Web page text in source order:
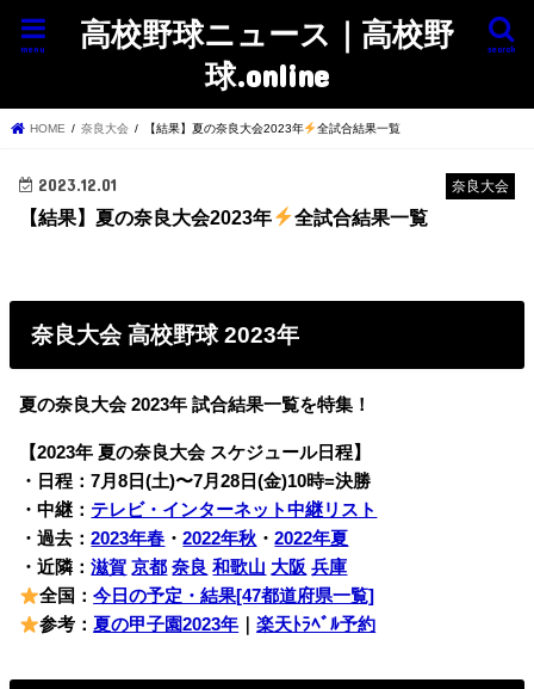
高校野球ニュース｜高校野
球.online
search
menu
HOME 奈良大会 【結果】夏の奈良大会2023年 全試合結果一覧
奈良大会
2023.12.01
【結果】夏の奈良大会2023年 全試合結果一覧
奈良大会 高校野球 2023年
夏の奈良大会 2023年 試合結果一覧を特集！
【2023年 夏の奈良大会 スケジュール日程】
・日程：7月8日(土)〜7月28日(金)10時=決勝
・中継： テレビ・インターネット中継リスト
・過去：2023年春 ・2022年秋 ・2022年夏
・近隣：滋賀 京都 奈良 和歌山 大阪 兵庫
全国：今日の予定・結果[47都道府県一覧]
参考：夏の甲子園2023年 ｜楽天ﾄﾗﾍﾞﾙ予約